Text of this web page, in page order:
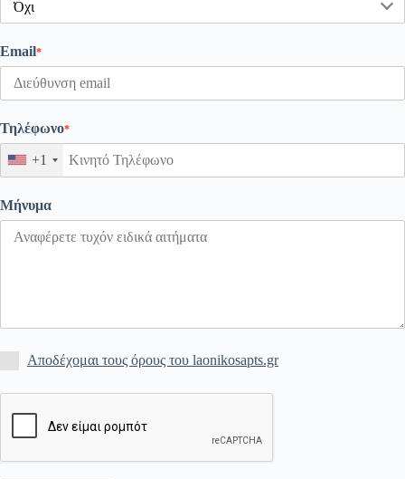
Email*
Τηλέφωνο*
+1
Mήνυμα
Αποδέχομαι τους όρους του laonikosapts.gr